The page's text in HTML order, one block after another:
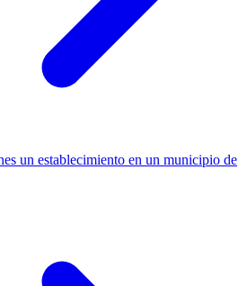
un establecimiento en un municipio de